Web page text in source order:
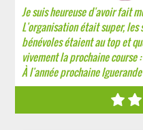
Je suis heureuse d'avoir fait
L'organisation était super,
bénévoles étaient au top et
vivement la prochaine course :
À l'année prochaine Iguerande